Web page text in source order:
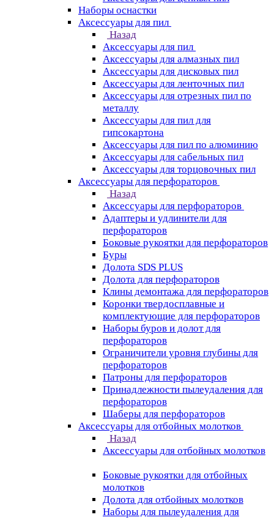
Наборы оснастки
Аксессуары для пил
Назад
Аксессуары для пил
Аксессуары для алмазных пил
Аксессуары для дисковых пил
Аксессуары для ленточных пил
Аксессуары для отрезных пил по
металлу
Аксессуары для пил для
гипсокартона
Аксессуары для пил по алюминию
Аксессуары для сабельных пил
Аксессуары для торцовочных пил
Аксессуары для перфораторов
Назад
Аксессуары для перфораторов
Адаптеры и удлинители для
перфораторов
Боковые рукоятки для перфораторов
Буры
Долота SDS PLUS
Долота для перфораторов
Клины демонтажа для перфораторов
Коронки твердосплавные и
комплектующие для перфораторов
Наборы буров и долот для
перфораторов
Ограничители уровня глубины для
перфораторов
Патроны для перфораторов
Принадлежности пылеудаления для
перфораторов
Шаберы для перфораторов
Аксессуары для отбойных молотков
Назад
Аксессуары для отбойных молотков
Боковые рукоятки для отбойных
молотков
Долота для отбойных молотков
Наборы для пылеудаления для